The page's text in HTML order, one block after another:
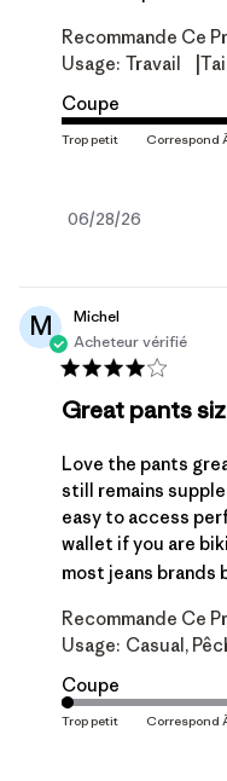
Recommande Ce
Usage: Travail
Coupe
Date
06/28/26
M
Michel
Acheteur vérifié
Great pants
Love the pants
still remains
easy to access
wallet if you are
most jeans brands
Recommande Ce
Usage: Casual,
Coupe